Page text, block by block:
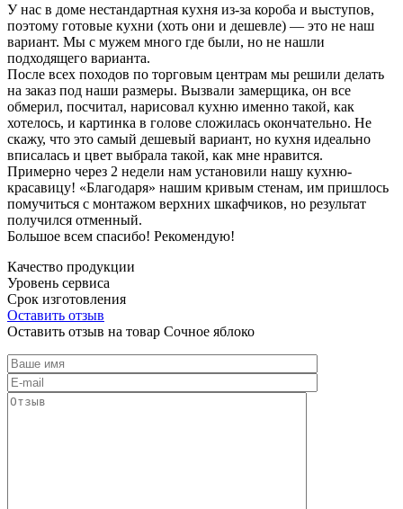
У нас в доме нестандартная кухня из-за короба и выступов,
поэтому готовые кухни (хоть они и дешевле) — это не наш
вариант. Мы с мужем много где были, но не нашли
подходящего варианта.
После всех походов по торговым центрам мы решили делать
на заказ под наши размеры. Вызвали замерщика, он все
обмерил, посчитал, нарисовал кухню именно такой, как
хотелось, и картинка в голове сложилась окончательно. Не
скажу, что это самый дешевый вариант, но кухня идеально
вписалась и цвет выбрала такой, как мне нравится.
Примерно через 2 недели нам установили нашу кухню-
красавицу! «Благодаря» нашим кривым стенам, им пришлось
помучиться с монтажом верхних шкафчиков, но результат
получился отменный.
Большое всем спасибо! Рекомендую!
Качество продукции
Уровень сервиса
Срок изготовления
Оставить отзыв
Оставить отзыв на товар Сочное яблоко